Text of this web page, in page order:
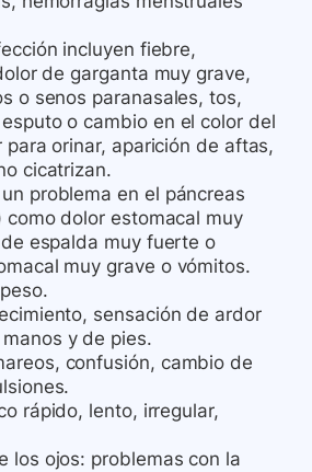
incluyen fiebre,
de garganta muy grave,
o senos paranasales, tos,
o cambio en el color del
para orinar, aparición de aftas,
cicatrizan.
problema en el páncreas
como dolor estomacal muy
espalda muy fuerte o
muy grave o vómitos.
sensación de ardor
y de pies.
confusión, cambio de
rápido, lento, irregular,
los ojos: problemas con la